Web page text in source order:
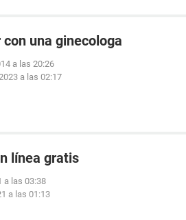
una ginecologa
a las 20:26
a las 02:17
línea gratis
a las 03:38
a las 01:13